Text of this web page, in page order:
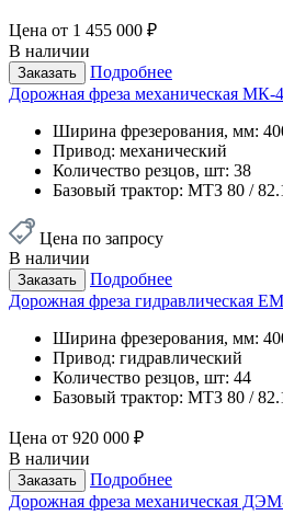
Цена от 1 455 000 ₽
В наличии
Заказать
Подробнее
Дорожная фреза механическая МК-
Ширина фрезерования, мм:
Привод: механический
Количество резцов, шт: 38
Базовый трактор: МТЗ 80 /
Цена по запросу
В наличии
Заказать
Подробнее
Дорожная фреза гидравлическая
Ширина фрезерования, мм:
Привод: гидравлический
Количество резцов, шт: 44
Базовый трактор: МТЗ 80 /
Цена от 920 000 ₽
В наличии
Заказать
Подробнее
Дорожная фреза механическая